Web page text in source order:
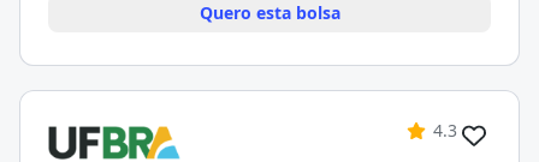
Quero esta bolsa
4.3